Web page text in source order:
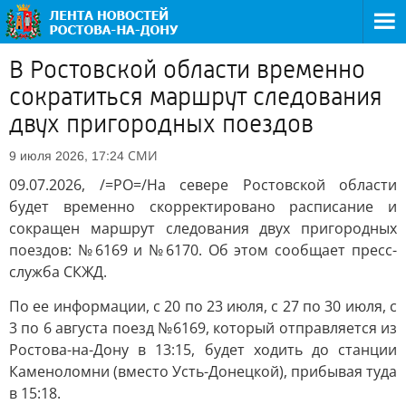
В Ростовской области временно
сократиться маршрут следования
двух пригородных поездов
9 июля 2026, 17:24 СМИ
09.07.2026, /=РО=/На севере Ростовской области
будет временно скорректировано расписание и
сокращен маршрут следования двух пригородных
поездов: №6169 и №6170. Об этом сообщает пресс-
служба СКЖД.
По ее информации, с 20 по 23 июля, с 27 по 30 июля, с
3 по 6 августа поезд №6169, который отправляется из
Ростова-на-Дону в 13:15, будет ходить до станции
Каменоломни (вместо Усть-Донецкой), прибывая туда
в 15:18.